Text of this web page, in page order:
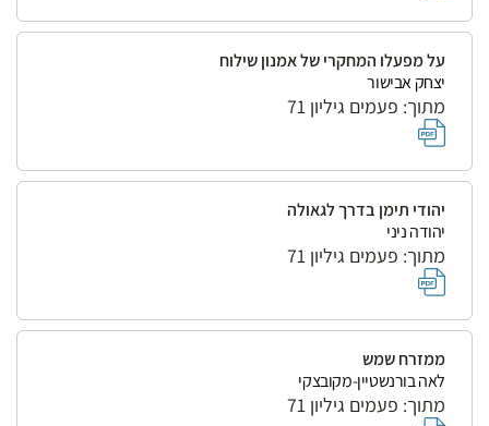
על מפעלו המחקרי של אמנון שילוח
יצחק אבישור
מתוך: פעמים גיליון 71
יהודי תימן בדרך לגאולה
יהודה ניני
מתוך: פעמים גיליון 71
ממזרח שמש
לאה בורנשטיין-מקובצקי
מתוך: פעמים גיליון 71